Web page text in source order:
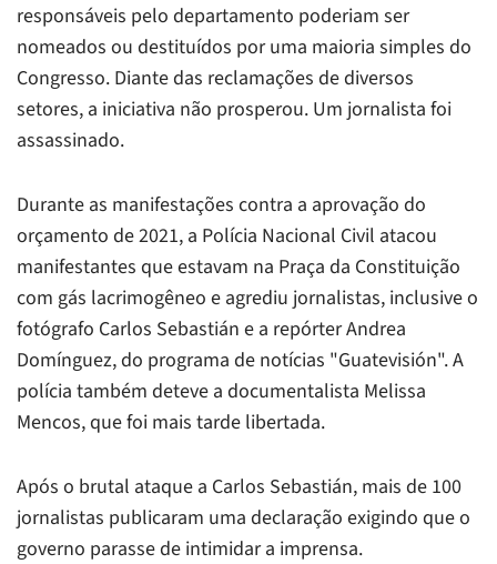
responsáveis pelo departamento poderiam ser
nomeados ou destituídos por uma maioria simples do
Congresso. Diante das reclamações de diversos
setores, a iniciativa não prosperou. Um jornalista foi
assassinado.
Durante as manifestações contra a aprovação do
orçamento de 2021, a Polícia Nacional Civil atacou
manifestantes que estavam na Praça da Constituição
com gás lacrimogêneo e agrediu jornalistas, inclusive o
fotógrafo Carlos Sebastián e a repórter Andrea
Domínguez, do programa de notícias "Guatevisión". A
polícia também deteve a documentalista Melissa
Mencos, que foi mais tarde libertada.
Após o brutal ataque a Carlos Sebastián, mais de 100
jornalistas publicaram uma declaração exigindo que o
governo parasse de intimidar a imprensa.